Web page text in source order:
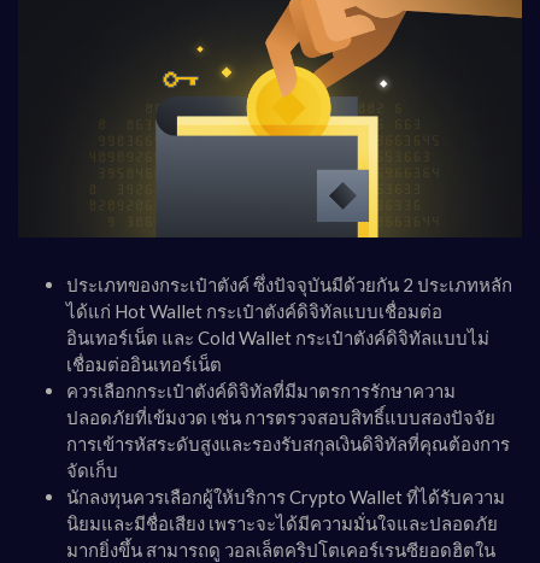
ประเภทของกระเป๋าตังค์ ซึ่งปัจจุบันมีด้วยกัน 2 ประเภทหลัก
ได้แก่ Hot Wallet กระเป๋าตังค์ดิจิทัลแบบเชื่อมต่อ
อินเทอร์เน็ต และ Cold Wallet กระเป๋าตังค์ดิจิทัลแบบไม่
เชื่อมต่ออินเทอร์เน็ต
ควรเลือกกระเป๋าตังค์ดิจิทัลที่มีมาตรการรักษาความ
ปลอดภัยที่เข้มงวด เช่น การตรวจสอบสิทธิ์แบบสองปัจจัย
การเข้ารหัสระดับสูงและรองรับสกุลเงินดิจิทัลที่คุณต้องการ
จัดเก็บ
นักลงทุนควรเลือกผู้ให้บริการ Crypto Wallet ที่ได้รับความ
นิยมและมีชื่อเสียง เพราะจะได้มีความมั่นใจและปลอดภัย
มากยิ่งขึ้น สามารถดู วอลเล็ตคริปโตเคอร์เรนซียอดฮิตใน